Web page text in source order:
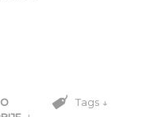
Tags ↓